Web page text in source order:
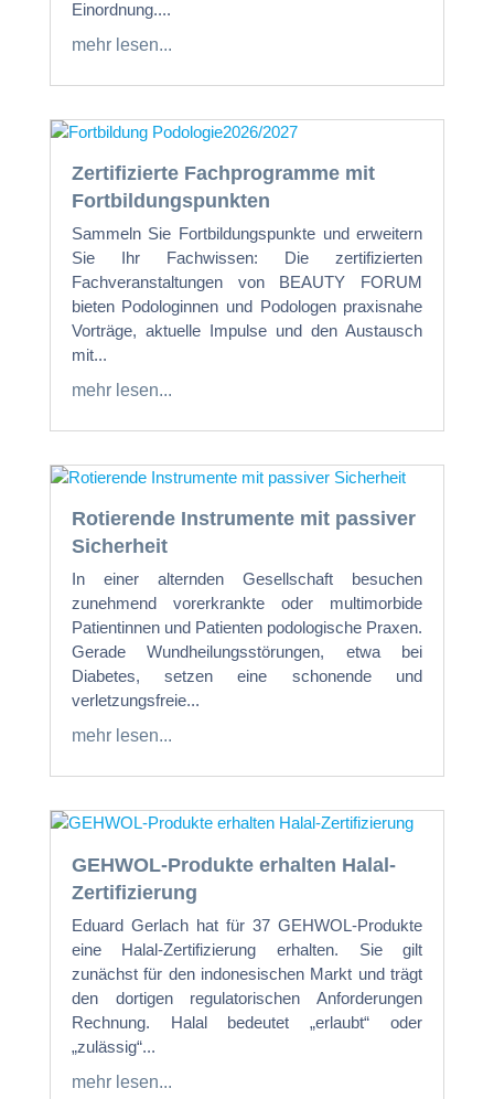
Einordnung....
mehr lesen...
Zertifizierte Fachprogramme mit
Fortbildungspunkten
Sammeln Sie Fortbildungspunkte und erweitern
Sie Ihr Fachwissen: Die zertifizierten
Fachveranstaltungen von BEAUTY FORUM
bieten Podologinnen und Podologen praxisnahe
Vorträge, aktuelle Impulse und den Austausch
mit...
mehr lesen...
Rotierende Instrumente mit passiver
Sicherheit
In einer alternden Gesellschaft besuchen
zunehmend vorerkrankte oder multimorbide
Patientinnen und Patienten podologische Praxen.
Gerade Wundheilungsstörungen, etwa bei
Diabetes, setzen eine schonende und
verletzungsfreie...
mehr lesen...
GEHWOL-Produkte erhalten Halal-
Zertifizierung
Eduard Gerlach hat für 37 GEHWOL-Produkte
eine Halal-Zertifizierung erhalten. Sie gilt
zunächst für den indonesischen Markt und trägt
den dortigen regulatorischen Anforderungen
Rechnung. Halal bedeutet „erlaubt“ oder
„zulässig“...
mehr lesen...